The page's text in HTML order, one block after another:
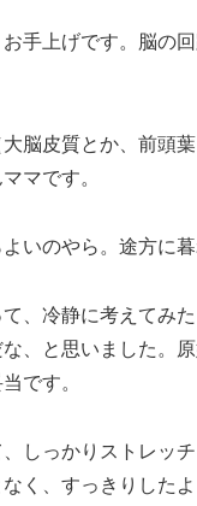
手上げです。脳の
脳皮質とか、前頭
マです。
いのやら。途方に暮
、冷静に考えてみ
、と思いました。
です。
しっかりストレッ
く、すっきりした